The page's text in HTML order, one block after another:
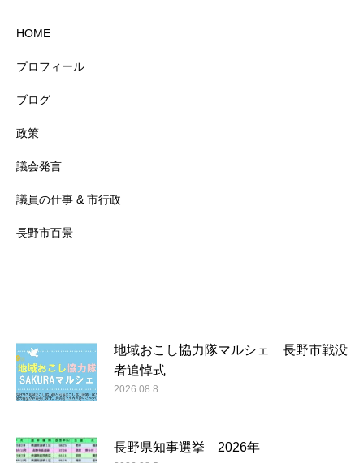
HOME
プロフィール
ブログ
政策
議会発言
議員の仕事 & 市行政
長野市百景
地域おこし協力隊マルシェ 長野市戦没
者追悼式
2026.08.8
長野県知事選挙 2026年